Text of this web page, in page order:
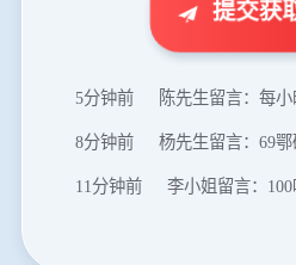
提交获
谢先生留言：球磨机多
王先生留言：建一条石料破碎生产线
5分钟前 陈先生留言：每小时100吨建
8分钟前 杨先生留言：69鄂破每小
11分钟前 李小姐留言：100吨